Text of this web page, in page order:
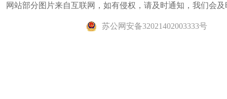
网站部分图片来自互联网，如有侵权，请及时通知，我们会
苏公网安备32021402003333号